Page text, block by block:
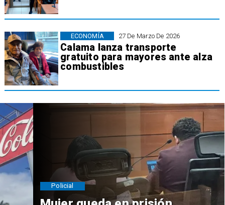
27 De Marzo De 2026
Calama lanza transporte
gratuito para mayores ante alza
combustibles
ECONOMÍA
Policial